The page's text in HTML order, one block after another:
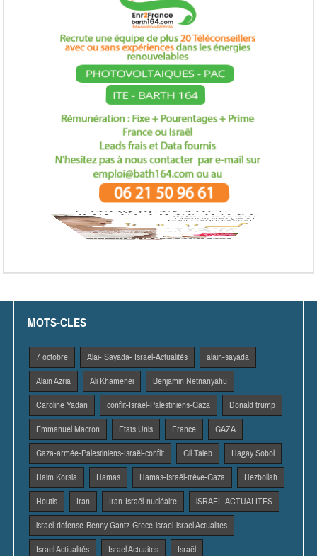
MOTS-CLES
7 octobre Alai- Sayada- Israel-Actualités alain-sayada
Alain Azria Ali Khamenei Benjamin Netnanyahu
Caroline Yadan conflit-Israël-Palestiniens-Gaza Donald trump
Emmanuel Macron Etats Unis France GAZA
Gaza-armée-Palestiniens-Israël-conflit Gil Taieb Hagay Sobol
Haim Korsia Hamas Hamas-Israël-trêve-Gaza Hezbollah
Houtis Iran Iran-Israël-nucléaire iSRAEL-ACTUALITES
israel-defense-Benny Gantz-Grece-israel-israel Actualites
Israel Actiualités Israel Actuaites Israël